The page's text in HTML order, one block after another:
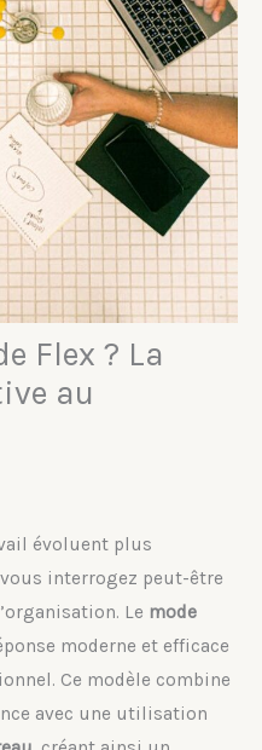
Flex ? La
au
évoluent plus
interrogez peut-être
Le mode
moderne et efficace
Ce modèle combine
avec une utilisation